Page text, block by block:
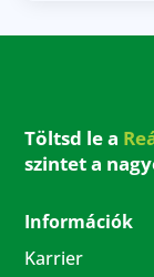
Töltsd le a
szintet a
Információk
Karrier